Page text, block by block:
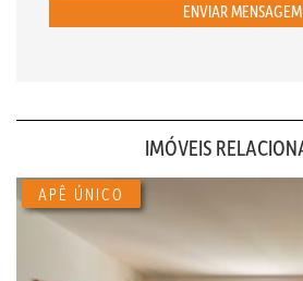
ENVIAR
IMÓVEIS